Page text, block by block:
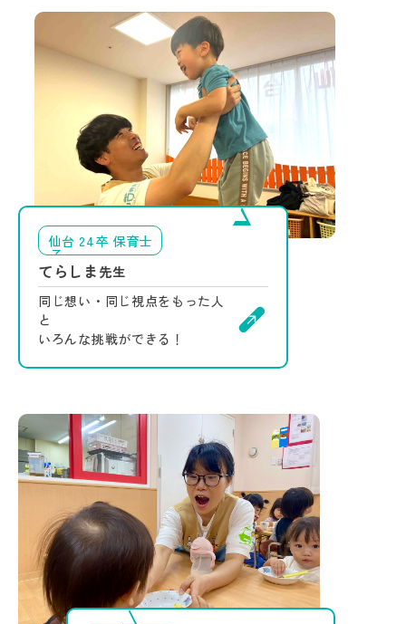
仙台 24卒 保育士
てらしま先生
同じ想い・同じ視点をもった人
と
いろんな挑戦ができる！